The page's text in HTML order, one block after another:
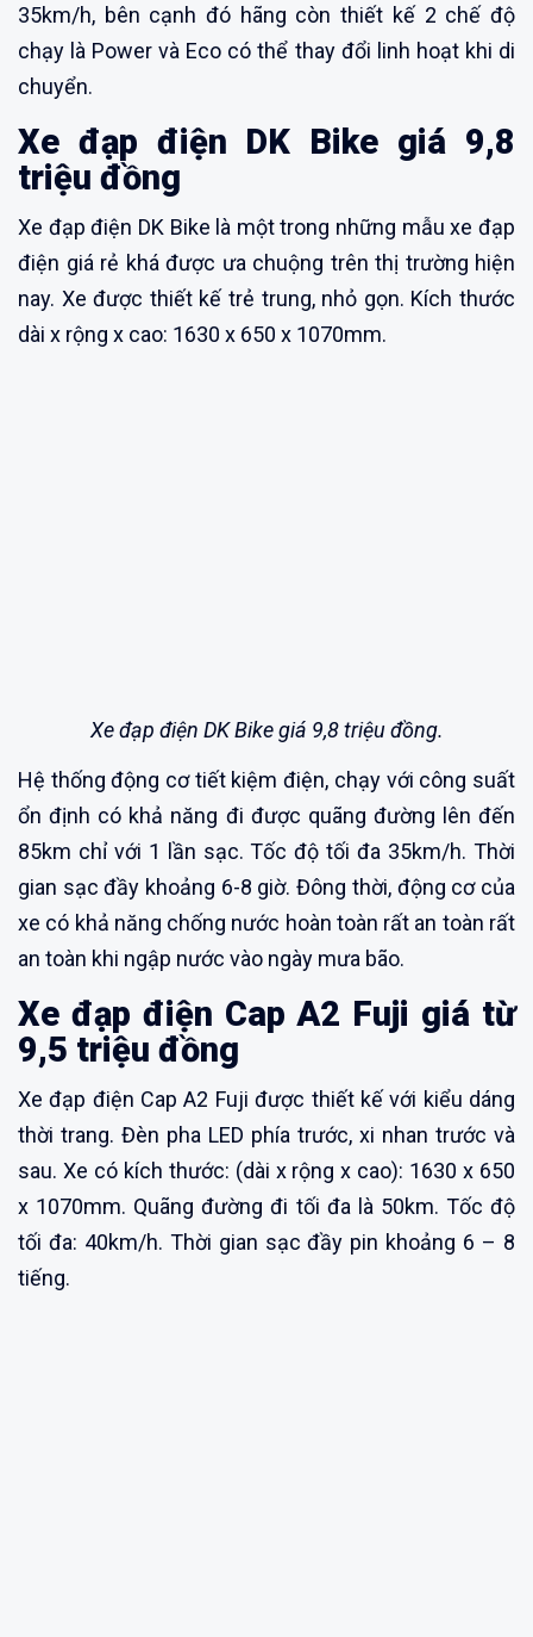
35km/h, bên cạnh đó hãng còn thiết kế 2 chế độ
chạy là Power và Eco có thể thay đổi linh hoạt khi di
chuyển.
Xe đạp điện DK Bike giá 9,8
triệu đồng
Xe đạp điện DK Bike là một trong những mẫu xe đạp
điện giá rẻ khá được ưa chuộng trên thị trường hiện
nay. Xe được thiết kế trẻ trung, nhỏ gọn. Kích thước
dài x rộng x cao: 1630 x 650 x 1070mm.
Xe đạp điện DK Bike giá 9,8 triệu đồng.
Hệ thống động cơ tiết kiệm điện, chạy với công suất
ổn định có khả năng đi được quãng đường lên đến
85km chỉ với 1 lần sạc. Tốc độ tối đa 35km/h. Thời
gian sạc đầy khoảng 6-8 giờ. Đông thời, động cơ của
xe có khả năng chống nước hoàn toàn rất an toàn rất
an toàn khi ngập nước vào ngày mưa bão.
Xe đạp điện Cap A2 Fuji giá từ
9,5 triệu đồng
Xe đạp điện Cap A2 Fuji được thiết kế với kiểu dáng
thời trang. Đèn pha LED phía trước, xi nhan trước và
sau. Xe có kích thước: (dài x rộng x cao): 1630 x 650
x 1070mm. Quãng đường đi tối đa là 50km. Tốc độ
tối đa: 40km/h. Thời gian sạc đầy pin khoảng 6 – 8
tiếng.